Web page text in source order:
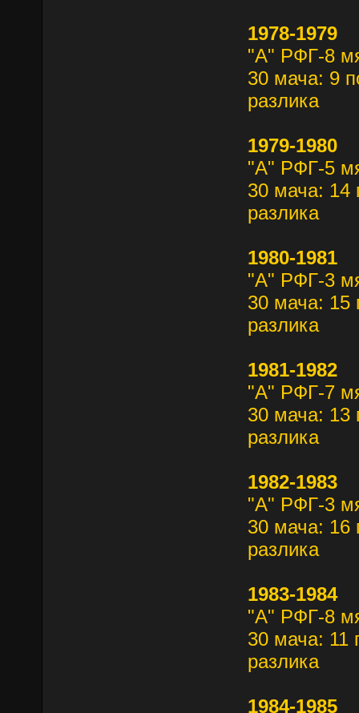
1978-1979
"А" РФГ-8
30 мача: 9
разлика
1979-1980
"А" РФГ-5
30 мача: 14
разлика
1980-1981
"А" РФГ-3
30 мача: 15
разлика
1981-1982
"А" РФГ-7
30 мача: 13
разлика
1982-1983
"А" РФГ-3
30 мача: 16
разлика
1983-1984
"А" РФГ-8
30 мача: 11
разлика
1984-1985